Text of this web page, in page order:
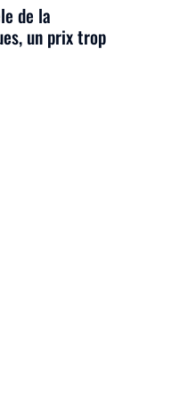
de la
un prix trop